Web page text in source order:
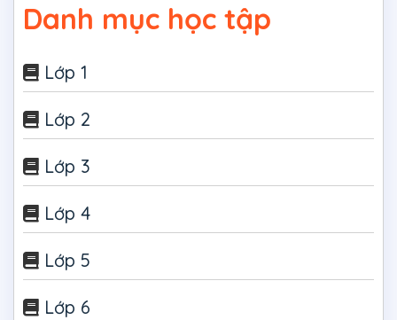
Danh mục học tập
Lớp 1
Lớp 2
Lớp 3
Lớp 4
Lớp 5
Lớp 6